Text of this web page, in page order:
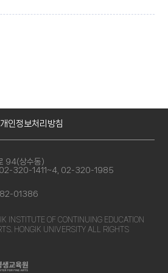
개인정보처리방침
94(상수동)
02-320-1411~4, 02-320-1985
01386
INSTITUTE OF CONTINUING EDUCATION
HONGIK UNIVERSITY ALL RIGHTS